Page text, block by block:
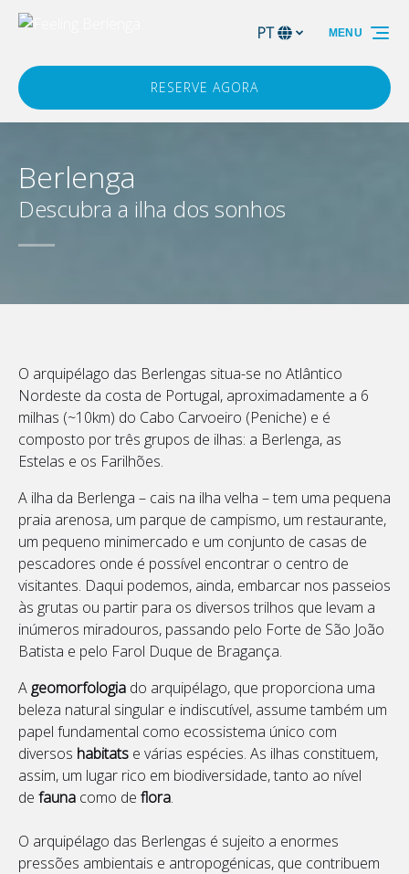
Passar para a navegação primária
Passar para o conteúdo
Passar para o rodapé
Selecione
o
idioma
PT
RESERVE AGORA
MENU
Berlenga
Descubra a ilha dos sonhos
O arquipélago das Berlengas situa-se no Atlântico
Nordeste da costa de Portugal, aproximadamente a 6
milhas (~10km) do Cabo Carvoeiro (Peniche) e é
composto por três grupos de ilhas: a Berlenga, as
Estelas e os Farilhões.
A ilha da Berlenga – cais na ilha velha – tem uma pequena
praia arenosa, um parque de campismo, um restaurante,
um pequeno minimercado e um conjunto de casas de
pescadores onde é possível encontrar o centro de
visitantes. Daqui podemos, ainda, embarcar nos passeios
às grutas ou partir para os diversos trilhos que levam a
inúmeros miradouros, passando pelo Forte de São João
Batista e pelo Farol Duque de Bragança.
Ageomorfologia do arquipélago, que proporciona uma
beleza natural singular e indiscutível, assume também um
papel fundamental como ecossistema único com
diversos habitats e várias espécies. As ilhas constituem,
assim, um lugar rico em biodiversidade, tanto ao nível
de fauna como de flora.
O arquipélago das Berlengas é sujeito a enormes
pressões ambientais e antropogénicas, que contribuem